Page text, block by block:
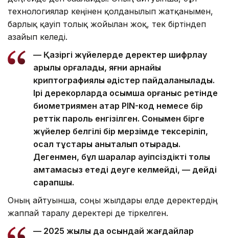
технологиялар кеңінен қолданылып жатқанымен,
барлық қауіп толық жойылған жоқ, тек біртіндеп
азайып келеді.
— Қазіргі жүйелерде деректер шифрлау
арқылы қорғалады, яғни арнайы
криптографиялық әдістер пайдаланылады.
Ірі дерекқорларда қосымша қорғаныс ретінде
биометриямен қатар PIN-код немесе бір
реттік пароль енгізілген. Сонымен бірге
жүйелер белгілі бір мерзімде тексеріліп,
осал тұстары анықталып отырады.
Дегенмен, бұл шаралар қауіпсіздікті толық
қамтамасыз етеді деуге келмейді, — дейді
сарапшы.
Оның айтуынша, соңғы жылдары елде деректердің
жаппай таралу деректері де тіркелген.
— 2025 жылы да осындай жағдайлар